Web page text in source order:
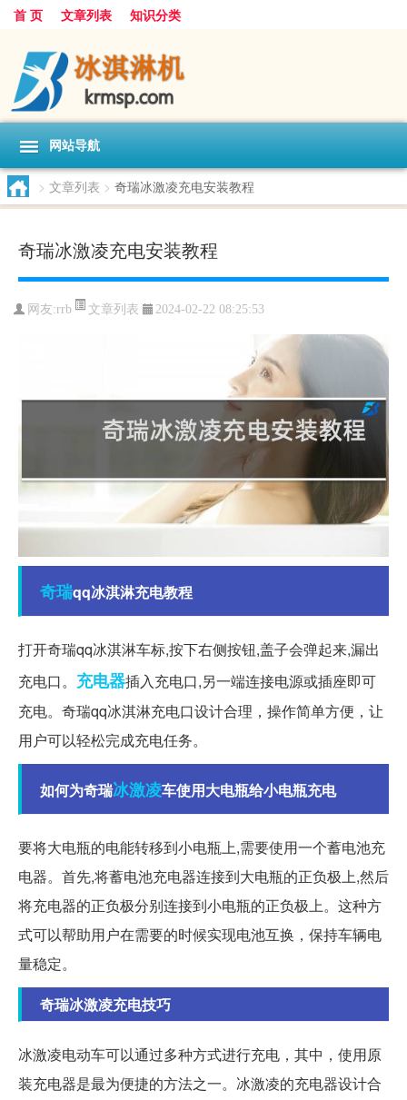
首 页 文章列表 知识分类
网站导航
> 文章列表 > 奇瑞冰激凌充电安装教程
奇瑞冰激凌充电安装教程
网友:rrb 文章列表 2024-02-22 08:25:53
奇瑞qq冰淇淋充电教程
打开奇瑞qq冰淇淋车标,按下右侧按钮,盖子会弹起来,漏出
充电口。 充电器插入充电口,另一端连接电源或插座即可
充电。奇瑞qq冰淇淋充电口设计合理，操作简单方便，让
用户可以轻松完成充电任务。
如何为奇瑞冰激凌车使用大电瓶给小电瓶充电
要将大电瓶的电能转移到小电瓶上,需要使用一个蓄电池充
电器。首先,将蓄电池充电器连接到大电瓶的正负极上,然后
将充电器的正负极分别连接到小电瓶的正负极上。这种方
式可以帮助用户在需要的时候实现电池互换，保持车辆电
量稳定。
奇瑞冰激凌充电技巧
冰激凌电动车可以通过多种方式进行充电，其中，使用原
装充电器是最为便捷的方法之一。冰激凌的充电器设计合